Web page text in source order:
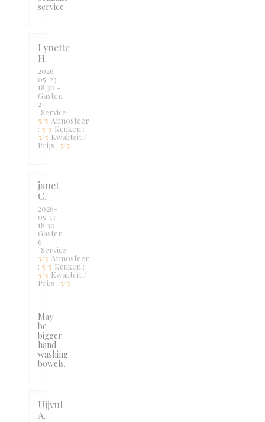
service
Lynette
H
2026-
05-23 -
18:30 -
Gasten
2
Service :
5/5 Atmosfeer
: 5/5 Keuken :
5/5 Kwaliteit /
Prijs : 5/5
janet
C
2026-
05-17 -
18:30 -
Gasten
6
Service :
5/5 Atmosfeer
: 5/5 Keuken :
5/5 Kwaliteit /
Prijs : 5/5
May
be
bigger
hand
washing
bowels.
Ujjvul
A